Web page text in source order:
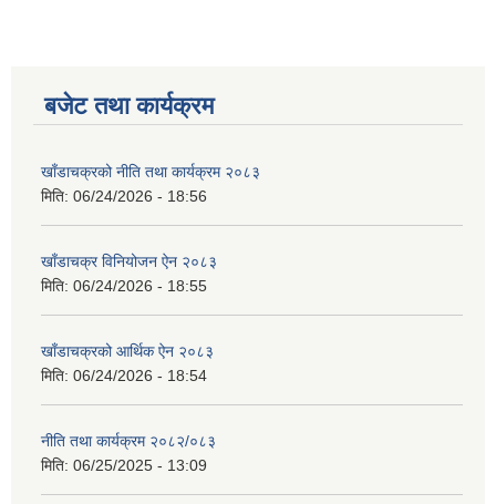
बजेट तथा कार्यक्रम
खाँडाचक्रको नीति तथा कार्यक्रम २०८३
मिति: 06/24/2026 - 18:56
खाँडाचक्र विनियोजन ऐन २०८३
मिति: 06/24/2026 - 18:55
खाँडाचक्रको आर्थिक ऐन २०८३
मिति: 06/24/2026 - 18:54
नीति तथा कार्यक्रम २०८२/०८३
मिति: 06/25/2025 - 13:09